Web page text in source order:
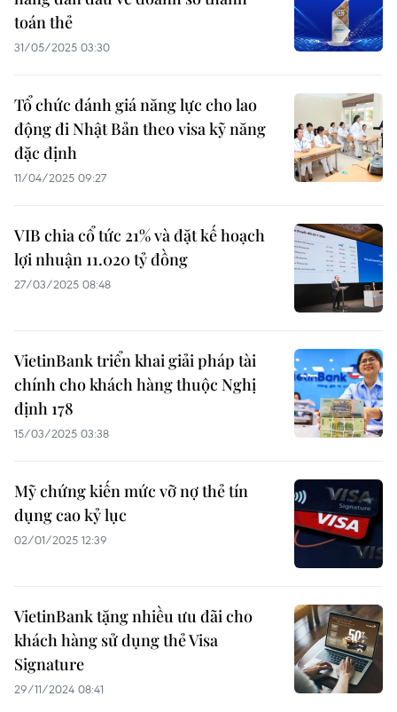
toán thẻ
31/05/2025 03:30
Tổ chức đánh giá năng lực cho lao
động đi Nhật Bản theo visa kỹ năng
đặc định
11/04/2025 09:27
VIB chia cổ tức 21% và đặt kế hoạch
lợi nhuận 11.020 tỷ đồng
27/03/2025 08:48
VietinBank triển khai giải pháp tài
chính cho khách hàng thuộc Nghị
định 178
15/03/2025 03:38
Mỹ chứng kiến mức vỡ nợ thẻ tín
dụng cao kỷ lục
02/01/2025 12:39
VietinBank tặng nhiều ưu đãi cho
khách hàng sử dụng thẻ Visa
Signature
29/11/2024 08:41